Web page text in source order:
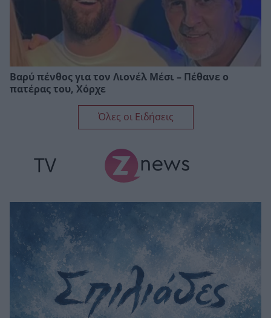
Βαρύ πένθος για τον Λιονέλ Μέσι – Πέθανε ο
πατέρας του, Χόρχε
Όλες οι Ειδήσεις
TV